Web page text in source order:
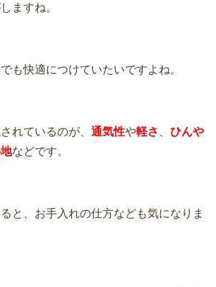
ますね。
も快適につけていたいですよね。
れているのが、 通気性や軽さ
ひんや
などです。
と、お手入れの仕方なども気になりま